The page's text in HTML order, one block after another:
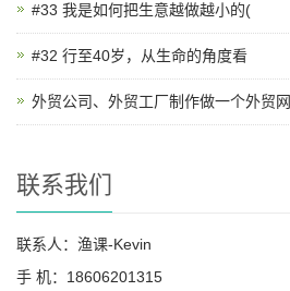
#33 我是如何把生意越做越小的(
#32 行至40岁，从生命的角度看
外贸公司、外贸工厂制作做一个外贸网
联系我们
联系人：渔课-Kevin
手 机：18606201315